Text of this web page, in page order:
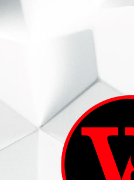
ВИННЫЙ СКЛАД